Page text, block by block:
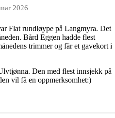
2026
Flat rundløype på Langmyra. Det
Bård Eggen hadde flest
trimmer og får et gavekort i
Den med flest innsjekk på
vil få en oppmerksomhet:)